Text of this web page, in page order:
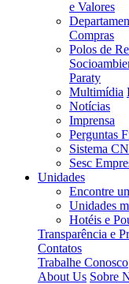
e Valores
Compras
Polos de
Paraty
Multimídia
Notícias
Imprensa
Perguntas
Sistema
Sesc
Unidades
Encontre
Unidades
Hotéis e
Transparência e
Contatos
Trabalhe Conosco
About Us Sobre